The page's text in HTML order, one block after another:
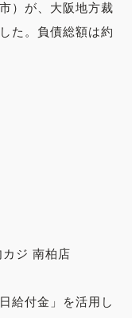
）が、大阪地方裁
た。負債総額は約
カジ 南柏店
給付金」を活用し